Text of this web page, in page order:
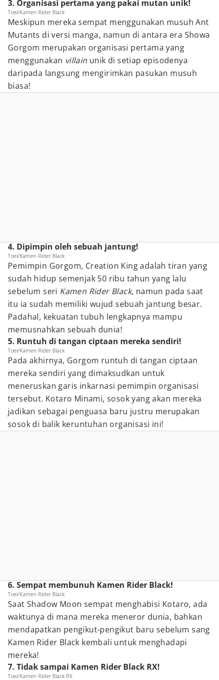
3. Organisasi pertama yang pakai mutan unik!
Toei/Kamen Rider Black
Meskipun mereka sempat menggunakan musuh Ant
Mutants di versi manga, namun di antara era Showa
Gorgom merupakan organisasi pertama yang
menggunakan villain unik di setiap episodenya
daripada langsung mengirimkan pasukan musuh
biasa!
4. Dipimpin oleh sebuah jantung!
Toei/Kamen Rider Black
Pemimpin Gorgom, Creation King adalah tiran yang
sudah hidup semenjak 50 ribu tahun yang lalu
sebelum seri Kamen Rider Black, namun pada saat
itu ia sudah memiliki wujud sebuah jantung besar.
Padahal, kekuatan tubuh lengkapnya mampu
memusnahkan sebuah dunia!
5. Runtuh di tangan ciptaan mereka sendiri!
Toei/Kamen Rider Black
Pada akhirnya, Gorgom runtuh di tangan ciptaan
mereka sendiri yang dimaksudkan untuk
meneruskan garis inkarnasi pemimpin organisasi
tersebut. Kotaro Minami, sosok yang akan mereka
jadikan sebagai penguasa baru justru merupakan
sosok di balik keruntuhan organisasi ini!
6. Sempat membunuh Kamen Rider Black!
Toei/Kamen Rider Black
Saat Shadow Moon sempat menghabisi Kotaro, ada
waktunya di mana mereka meneror dunia, bahkan
mendapatkan pengikut-pengikut baru sebelum sang
Kamen Rider Black kembali untuk menghadapi
mereka!
7. Tidak sampai Kamen Rider Black RX!
Toei/Kamen Rider Black RX